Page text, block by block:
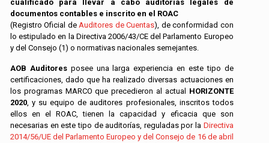
cualificado para llevar a cabo auditorías legales de
documentos contables e inscrito en el ROAC
(Registro Oficial deAuditores de Cuentas), de conformidad con
lo estipulado en la Directiva 2006/43/CE del Parlamento Europeo
y del Consejo (1) o normativas nacionales semejantes.
AOB Auditores posee una larga experiencia en este tipo de
certificaciones, dado que ha realizado diversas actuaciones en
los programas MARCO que precedieron al actual HORIZONTE
2020, y su equipo de auditores profesionales, inscritos todos
ellos en el ROAC, tienen la capacidad y eficacia que son
necesarias en este tipo de auditorías, reguladas por la Directiva
2014/56/UE del Parlamento Europeo y del Consejo de 16 de abril